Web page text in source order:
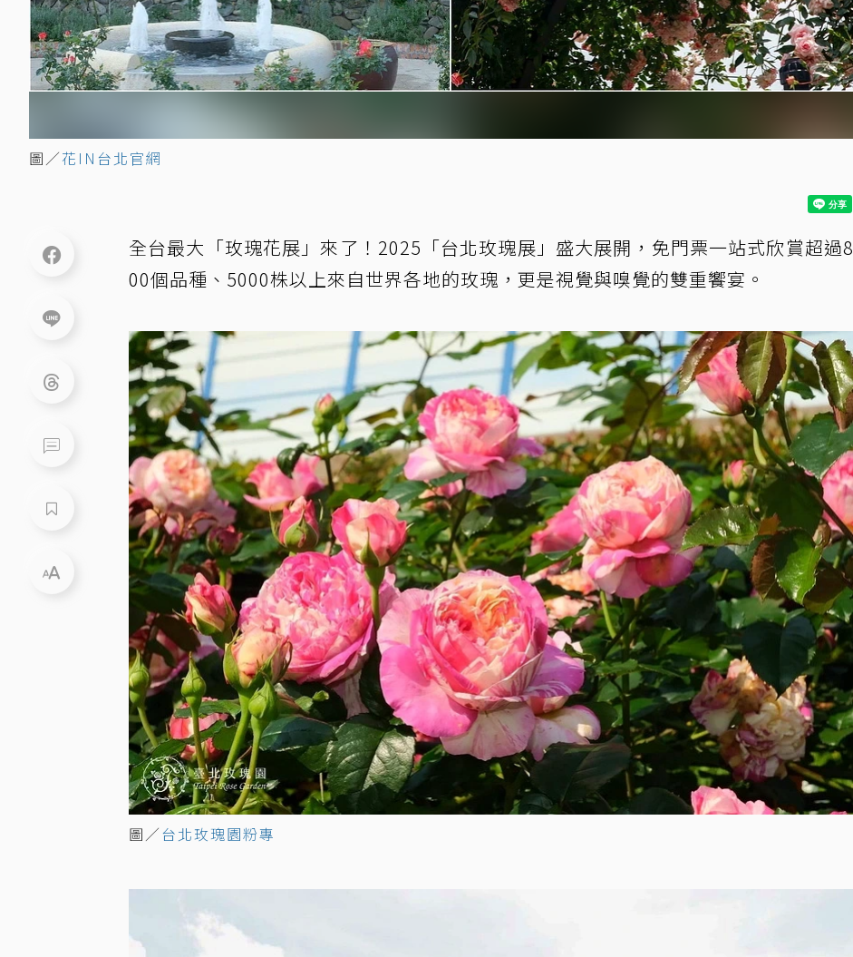
圖／花IN台北官網
全台最大「玫瑰花展」來了！2025「台北玫瑰展」盛大展開，免門票一站式欣賞超過8
00個品種、5000株以上來自世界各地的玫瑰，更是視覺與嗅覺的雙重饗宴。
圖／台北玫瑰園粉專